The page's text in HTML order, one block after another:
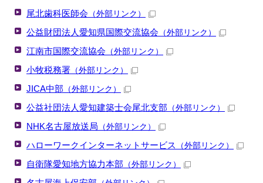
尾北歯科医師会 （外部リンク）
公益財団法人愛知県国際交流協会 （外部リンク）
江南市国際交流協会 （外部リンク）
小牧税務署 （外部リンク）
JICA中部 （外部リンク）
公益社団法人愛知建築士会尾北支部 （外部リンク）
NHK名古屋放送局 （外部リンク）
ハローワークインターネットサービス （外部リンク）
自衛隊愛知地方協力本部 （外部リンク）